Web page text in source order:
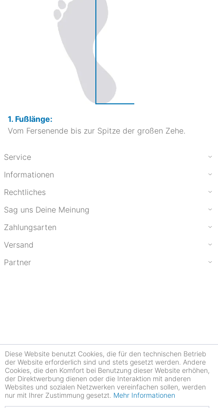
1. Fußlänge:
Vom Fersenende bis zur Spitze der großen Zehe.
Service
Informationen
Rechtliches
Sag uns Deine Meinung
Zahlungsarten
Versand
Partner
Diese Website benutzt Cookies, die für den technischen Betrieb
der Website erforderlich sind und stets gesetzt werden. Andere
Cookies, die den Komfort bei Benutzung dieser Website erhöhen,
der Direktwerbung dienen oder die Interaktion mit anderen
Websites und sozialen Netzwerken vereinfachen sollen, werden
nur mit Ihrer Zustimmung gesetzt. Mehr Informationen